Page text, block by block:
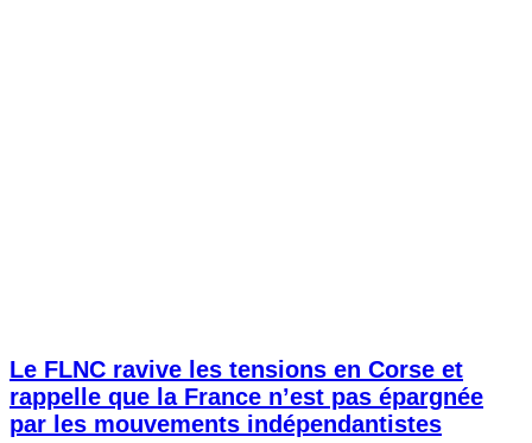
Le FLNC ravive les tensions en Corse et
rappelle que la France n’est pas épargnée
par les mouvements indépendantistes